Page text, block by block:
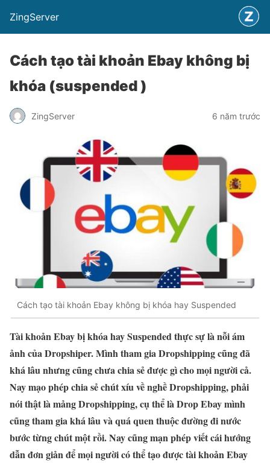
ZingServer
Cách tạo tài khoản Ebay không bị
khóa (suspended )
ZingServer 6 năm trước
Cách tạo tài khoản Ebay không bị khóa hay Suspended
Tài khoản Ebay bị khóa hay Suspended thực sự là nỗi ám
ảnh của Dropshiper. Mình tham gia Dropshipping cũng đã
khá lâu nhưng cũng chưa chia sẻ được gì cho mọi người cả.
Nay mạo phép chia sẻ chút xíu về nghề Dropshipping, phải
nói thật là mảng Dropshipping, cụ thể là Drop Ebay mình
cũng tham gia khá lâu và quá quen thuộc đường đi nước
bước từng chút một rồi. Nay cũng mạn phép viết cái hướng
dẫn đơn giản để mọi người có thể tạo được tài khoản Ebay